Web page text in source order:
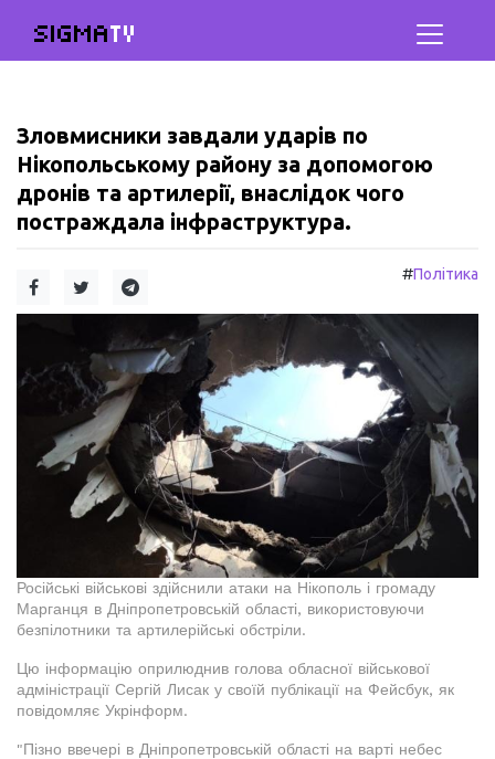
SIGMATV
Зловмисники завдали ударів по
Нікопольському району за допомогою
дронів та артилерії, внаслідок чого
постраждала інфраструктура.
#Політика
Російські військові здійснили атаки на Нікополь і громаду
Марганця в Дніпропетровській області, використовуючи
безпілотники та артилерійські обстріли.
Цю інформацію оприлюднив голова обласної військової
адміністрації Сергій Лисак у своїй публікації на Фейсбук, як
повідомляє Укрінформ.
"Пізно ввечері в Дніпропетровській області на варті небес